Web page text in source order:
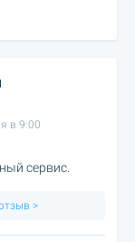
в 9:00
сервис.
>